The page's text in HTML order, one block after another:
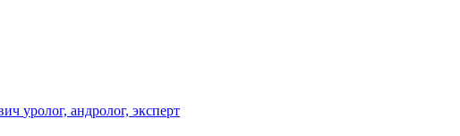
уролог, андролог, эксперт